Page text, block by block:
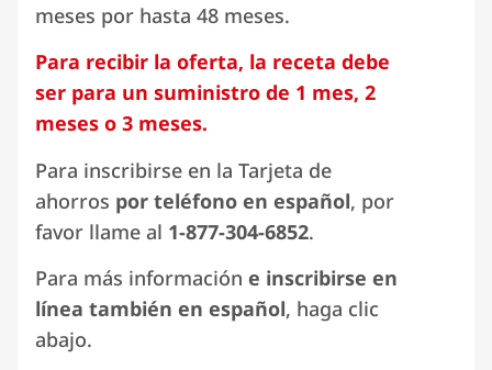
meses por hasta 48 meses.
Para recibir la oferta, la receta debe
ser para un suministro de 1 mes, 2
meses o 3 meses.
Para inscribirse en la Tarjeta de
ahorros por teléfono en español, por
favor llame al 1-877-304-6852.
Para más información e inscribirse en
línea también en español, haga clic
abajo.